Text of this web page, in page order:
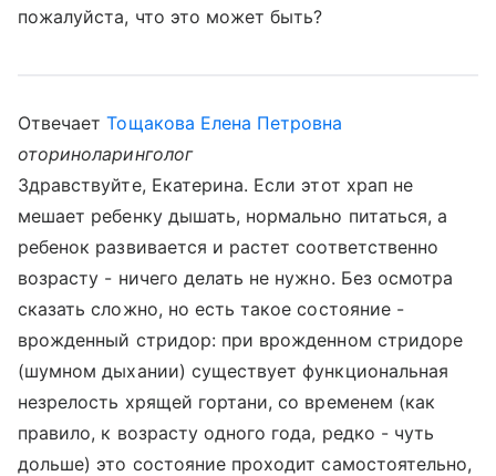
пожалуйста, что это может быть?
ОтвечаетТощакова Елена Петровна
оториноларинголог
Здравствуйте, Екатерина. Если этот храп не
мешает ребенку дышать, нормально питаться, а
ребенок развивается и растет соответственно
возрасту - ничего делать не нужно. Без осмотра
сказать сложно, но есть такое состояние -
врожденный стридор: при врожденном стридоре
(шумном дыхании) существует функциональная
незрелость хрящей гортани, со временем (как
правило, к возрасту одного года, редко - чуть
дольше) это состояние проходит самостоятельно,